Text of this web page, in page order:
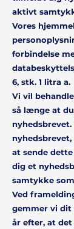
aktivt
Vores
forbindelse
6, stk. 1 litra a.
Vi vil
så længe at
at sende
dig et
samtykke
Ved
gemmer vi dit
år efter, at